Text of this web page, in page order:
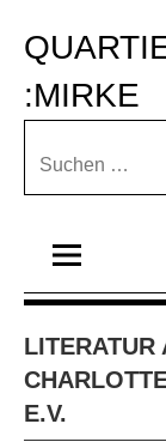
Inhalt
springen
:MIRKE
Suchen
LITERATUR
E.V.